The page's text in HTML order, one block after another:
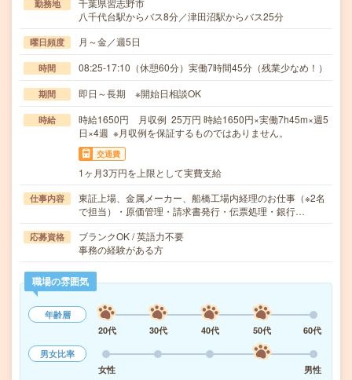
勤務地
千葉県習志野市
八千代台駅からバス8分／津田沼駅からバス25分
曜日頻度 月～金／週5日
時間 08:25-17:10（休憩60分）実働7時間45分（残業少なめ！）
期間 即日～長期 ※開始日相談OK
時給
時給1650円 月収例 25万円 時給1650円×実働7h45m×週5
日×4週 ※月収例を保証するものではありません。
交通費
1ヶ月3万円を上限として実費支給
仕事内容
東証上場、金属メーカー、船橋工場内経理のお仕事（※2名
で担当）・原価管理・請求書発行・伝票処理・銀行…
応募資格
ブランクOK / 英語力不要
事務の経験がある方
職場の雰囲気
年齢層
20代
30代 40代 50代
60代
男女比率
女性
男性